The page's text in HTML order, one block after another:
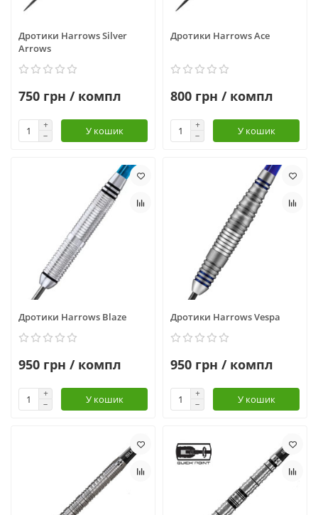
Дротики Harrows Silver
Arrows
750 грн / компл
У кошик
Дротики Harrows Ace
800 грн / компл
У кошик
Дротики Harrows Blaze
950 грн / компл
У кошик
Дротики Harrows Vespa
950 грн / компл
У кошик